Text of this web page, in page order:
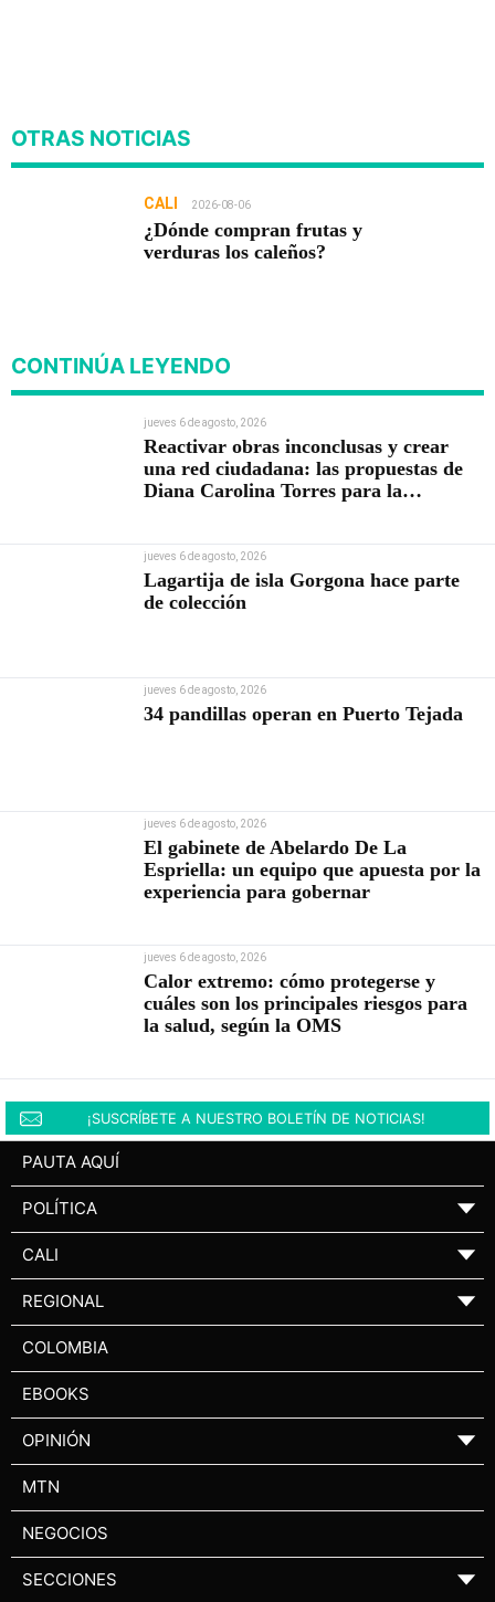
OTRAS NOTICIAS
CALI 2026-08-06
¿Dónde compran frutas y
verduras los caleños?
CONTINÚA LEYENDO
jueves 6 de agosto, 2026
Reactivar obras inconclusas y crear
una red ciudadana: las propuestas de
Diana Carolina Torres para la
jueves 6 de agosto, 2026
Lagartija de isla Gorgona hace parte
de colección
jueves 6 de agosto, 2026
34 pandillas operan en Puerto Tejada
jueves 6 de agosto, 2026
El gabinete de Abelardo De La
Espriella: un equipo que apuesta por la
experiencia para gobernar
jueves 6 de agosto, 2026
Calor extremo: cómo protegerse y
cuáles son los principales riesgos para
la salud, según la OMS
¡SUSCRÍBETE A NUESTRO BOLETÍN DE NOTICIAS!
PAUTA AQUÍ
POLÍTICA ▼
CALI ▼
REGIONAL ▼
COLOMBIA
EBOOKS
OPINIÓN ▼
MTN
NEGOCIOS
SECCIONES ▼